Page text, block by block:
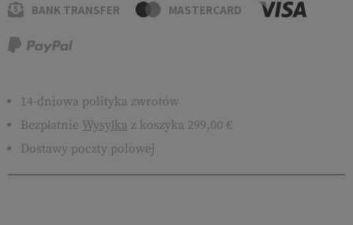
BANK TRANSFER MASTERCARD
14-dniowa polityka zwrotów
Bezpłatnie Wysyłka z koszyka 299,00 €
Dostawy poczty polowej